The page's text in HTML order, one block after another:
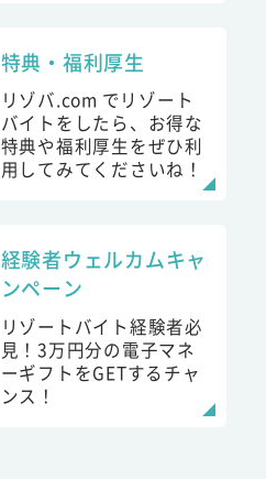
特典・福利厚生
リゾバ.com でリゾート
バイトをしたら、お得な
特典や福利厚生をぜひ利
用してみてくださいね！
経験者ウェルカムキャ
ンペーン
リゾートバイト経験者必
見！3万円分の電子マネ
ーギフトをGETするチャ
ンス！